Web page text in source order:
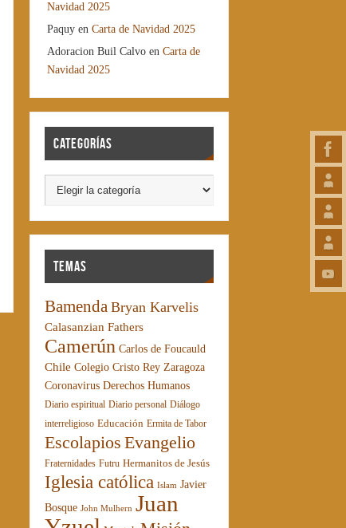
Navidad 2025
Paquy enCarta de Navidad 2025
Adoracion Buil Calvo enCarta de
Navidad 2025
Categorías
Temas
Bamenda Bryan Karvelis
Calasanzian Fathers
Camerún Carlos de Foucauld
Chile Colegio Cristo Rey Zaragoza
Coronavirus Derechos Humanos
Diario espiritual Diario personal Diálogo
interreligioso Educación Ermita de Tabor
Escolapios Evangelio
Fraternidades Futru Hermanitos de Jesús
Iglesia católica Islam Javier
Bosque John Mulhern Juan